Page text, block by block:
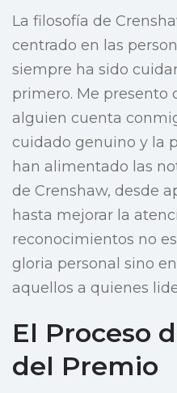
La filosofía de
centrado en las
siempre ha sido
primero. Me presento
alguien cuenta
cuidado genuino y la
han alimentado las
de Crenshaw, desde
hasta mejorar la
reconocimientos no
gloria personal sino
aquellos a quienes
El Proceso
del Premio